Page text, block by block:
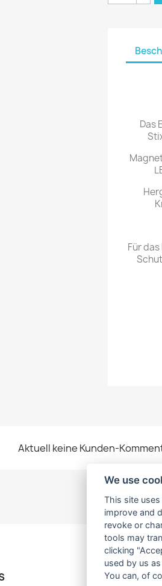
Das
Für
Aktuell keine Kunden-
IHR KONTO
We use
This site
improve and
revoke or
tools may
clicking
used by us
You can, of